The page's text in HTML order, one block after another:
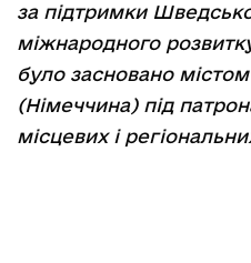
за підтримки
міжнародного
було засновано
(Німеччина) під
місцевих і